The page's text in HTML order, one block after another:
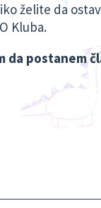
želite da
Kluba.
da postanem